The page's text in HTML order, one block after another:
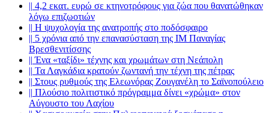
|| 4,2 εκατ. ευρώ σε κτηνοτρόφους για ζώα που θανατώθηκαν
λόγω επιζωοτιών
|| Η ψυχολογία της ανατροπής στο ποδόσφαιρο
|| 5 χρόνια από την επανασύσταση της ΙΜ Παναγίας
Βρεσθενιτίσσης
|| Ένα «ταξίδι» τέχνης και χρωμάτων στη Νεάπολη
|| Τα Λαγκάδια κρατούν ζωντανή την τέχνη της πέτρας
|| Στους ρυθμούς της Ελεωνόρας Ζουγανέλη το Σαϊνοπούλειο
|| Πλούσιο πολιτιστικό πρόγραμμα δίνει «χρώμα» στον
Αύγουστο του Λαχίου